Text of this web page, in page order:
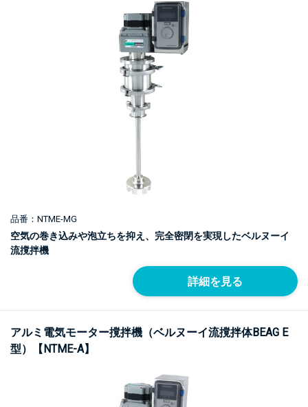
品番：NTME-MG
空気の巻き込みや泡立ちを抑え、完全密閉を実現したベルヌーイ
流撹拌機
詳細を見る
アルミ電気モーター撹拌機（ベルヌーイ流撹拌体BEAG E
型）【NTME-A】